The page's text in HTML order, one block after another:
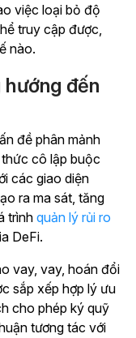
việc loại bỏ độ
truy cập được,
nào.
đến
đề phân mảnh
cô lập buộc
các giao diện
ra ma sát, tăng
trìnhquản lý rủi ro
DeFi.
vay, vay, hoán đổi
sắp xếp hợp lý ưu
cho phép ký quỹ
tương tác với